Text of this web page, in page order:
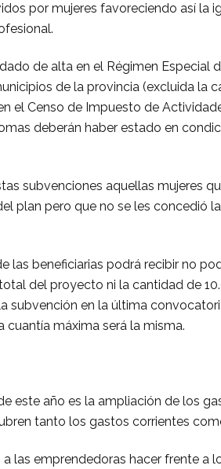
por mujeres favoreciendo así la
de alta en el Régimen Especial
de la provincia (excluida la
el Censo de Impuesto de
deberán haber estado en
subvenciones aquellas mujeres
plan pero que no se les concedió
las beneficiarias podrá recibir no
del proyecto ni la cantidad de
subvención en la última
máxima será la misma.
este año es la ampliación de los
tanto los gastos corrientes
las emprendedoras hacer frente a